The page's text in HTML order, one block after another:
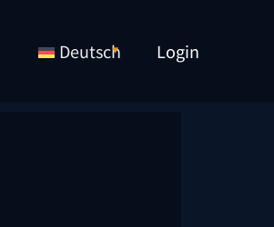
Deutsch Login